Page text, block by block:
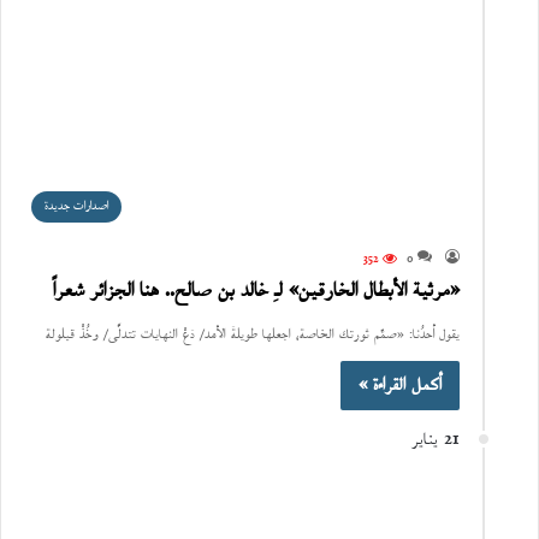
اصدارات جديدة
0
352
«مرثية الأبطال الخارقين» لـِ خالد بن صالح.. هنا الجزائر شعراً
يقول أحدُنا: «صمِّم ثورتك الخاصة، اجعلها طويلةَ الأمد/ دَعْ النهايات تتدلَّى/ وخُذْ قيلولة
أكمل القراءة »
21 يناير